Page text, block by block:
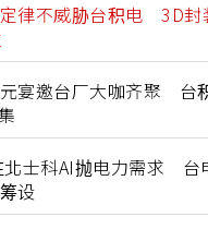
律不威胁台积电 3D封
宴邀台厂大咖齐聚 台
北士科AI抛电力需求 台
设